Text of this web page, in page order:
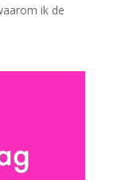
ik de